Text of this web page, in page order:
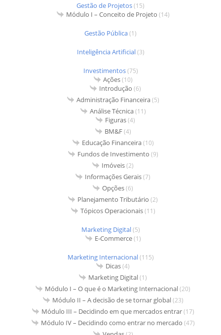
Gestão de Projetos(15)
Módulo I – Conceito de Projeto (14)
Gestão Pública(1)
Inteligência Artificial(3)
Investimentos(75)
Ações(10)
Introdução (6)
Administração Financeira(5)
Análise Técnica(11)
Figuras(4)
BM&F(4)
Educação Financeira(10)
Fundos de Investimento (9)
Imóveis(2)
Informações Gerais(7)
Opções(6)
Planejamento Tributário (2)
Tópicos Operacionais(11)
Marketing Digital(5)
E-Commerce(1)
Marketing Internacional(115)
Dicas(4)
Marketing Digital(1)
Módulo I – O que é o Marketing Internacional(20)
Módulo II – A decisão de se tornar global(23)
Módulo III – Decidindo em que mercados entrar(17)
Módulo IV – Decidindo como entrar no mercado (47)